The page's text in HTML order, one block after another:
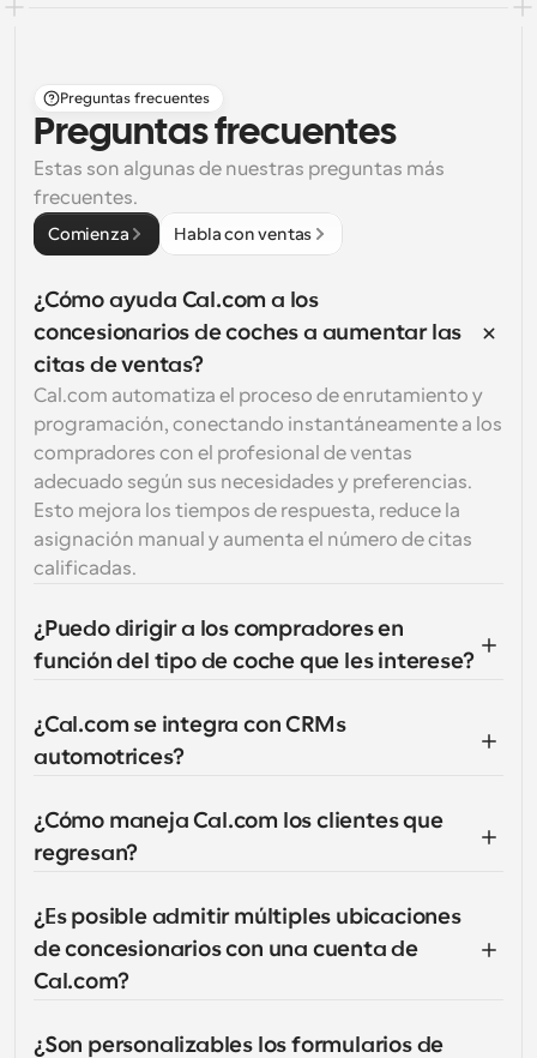
Preguntas frecuentes
Preguntas frecuentes
Estas son algunas de nuestras preguntas más
frecuentes.
Comienza Habla con ventas
¿Cómo ayuda Cal.com a los
concesionarios de coches a aumentar las
citas de ventas?
Cal.com automatiza el proceso de enrutamiento y
programación, conectando instantáneamente a los
compradores con el profesional de ventas
adecuado según sus necesidades y preferencias.
Esto mejora los tiempos de respuesta, reduce la
asignación manual y aumenta el número de citas
calificadas.
¿Puedo dirigir a los compradores en
función del tipo de coche que les interese?
¿Cal.com se integra con CRMs
automotrices?
¿Cómo maneja Cal.com los clientes que
regresan?
¿Es posible admitir múltiples ubicaciones
de concesionarios con una cuenta de
Cal.com?
¿Son personalizables los formularios de